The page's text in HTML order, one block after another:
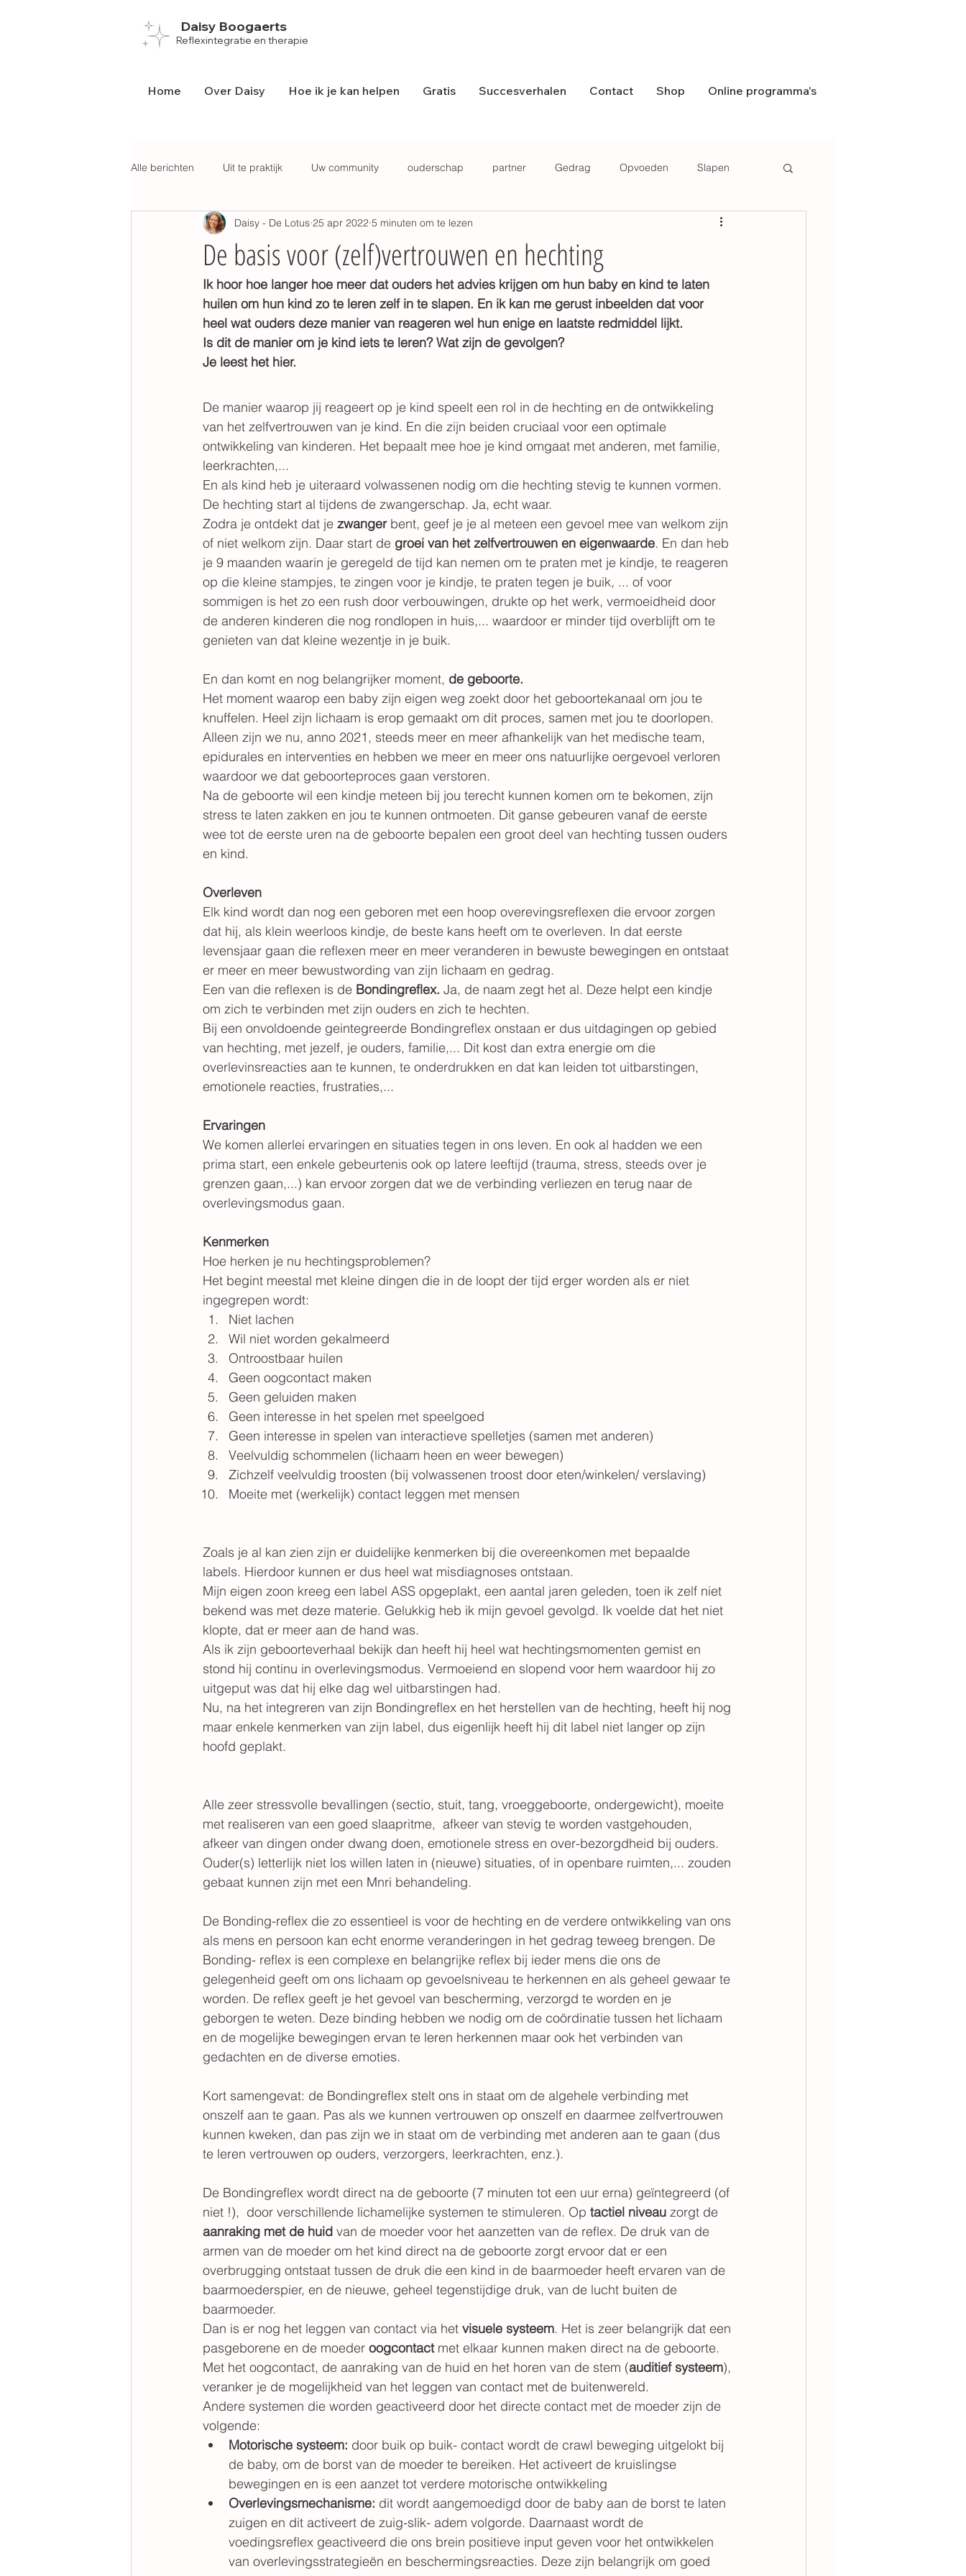
Daisy Boogaerts
Reflexintegratie en therapie
Home Over Daisy Hoe ik je kan helpen Gratis Succesverhalen Contact Shop Online programma's
Alle berichten Uit te praktijk Uw community ouderschap partner Gedrag Opvoeden Slapen
School Prikkels Hechting Podcast
De basis voor (zelf)vertrouwen en hechting
Daisy - De Lotus 25 apr 2022 5 minuten om te lezen
Ik hoor hoe langer hoe meer dat ouders het advies krijgen om hun baby en kind te laten
huilen om hun kind zo te leren zelf in te slapen. En ik kan me gerust inbeelden dat voor
heel wat ouders deze manier van reageren wel hun enige en laatste redmiddel lijkt.
Is dit de manier om je kind iets te leren? Wat zijn de gevolgen?
Je leest het hier.
De manier waarop jij reageert op je kind speelt een rol in de hechting en de ontwikkeling
van het zelfvertrouwen van je kind. En die zijn beiden cruciaal voor een optimale
ontwikkeling van kinderen. Het bepaalt mee hoe je kind omgaat met anderen, met familie,
leerkrachten,...
En als kind heb je uiteraard volwassenen nodig om die hechting stevig te kunnen vormen.
De hechting start al tijdens de zwangerschap. Ja, echt waar.
Zodra je ontdekt dat je zwanger bent, geef je je al meteen een gevoel mee van welkom zijn
of niet welkom zijn. Daar start de groei van het zelfvertrouwen en eigenwaarde. En dan heb
je 9 maanden waarin je geregeld de tijd kan nemen om te praten met je kindje, te reageren
op die kleine stampjes, te zingen voor je kindje, te praten tegen je buik, ... of voor
sommigen is het zo een rush door verbouwingen, drukte op het werk, vermoeidheid door
de anderen kinderen die nog rondlopen in huis,... waardoor er minder tijd overblijft om te
genieten van dat kleine wezentje in je buik.
En dan komt en nog belangrijker moment, de geboorte.
Het moment waarop een baby zijn eigen weg zoekt door het geboortekanaal om jou te
knuffelen. Heel zijn lichaam is erop gemaakt om dit proces, samen met jou te doorlopen.
Alleen zijn we nu, anno 2021, steeds meer en meer afhankelijk van het medische team,
epidurales en interventies en hebben we meer en meer ons natuurlijke oergevoel verloren
waardoor we dat geboorteproces gaan verstoren.
Na de geboorte wil een kindje meteen bij jou terecht kunnen komen om te bekomen, zijn
stress te laten zakken en jou te kunnen ontmoeten. Dit ganse gebeuren vanaf de eerste
wee tot de eerste uren na de geboorte bepalen een groot deel van hechting tussen ouders
en kind.
Overleven
Elk kind wordt dan nog een geboren met een hoop overevingsreflexen die ervoor zorgen
dat hij, als klein weerloos kindje, de beste kans heeft om te overleven. In dat eerste
levensjaar gaan die reflexen meer en meer veranderen in bewuste bewegingen en ontstaat
er meer en meer bewustwording van zijn lichaam en gedrag.
Een van die reflexen is de Bondingreflex. Ja, de naam zegt het al. Deze helpt een kindje
om zich te verbinden met zijn ouders en zich te hechten.
Bij een onvoldoende geintegreerde Bondingreflex onstaan er dus uitdagingen op gebied
van hechting, met jezelf, je ouders, familie,... Dit kost dan extra energie om die
overlevinsreacties aan te kunnen, te onderdrukken en dat kan leiden tot uitbarstingen,
emotionele reacties, frustraties,...
Ervaringen
We komen allerlei ervaringen en situaties tegen in ons leven. En ook al hadden we een
prima start, een enkele gebeurtenis ook op latere leeftijd (trauma, stress, steeds over je
grenzen gaan,...) kan ervoor zorgen dat we de verbinding verliezen en terug naar de
overlevingsmodus gaan.
Kenmerken
Hoe herken je nu hechtingsproblemen?
Het begint meestal met kleine dingen die in de loopt der tijd erger worden als er niet
ingegrepen wordt:
Niet lachen
Wil niet worden gekalmeerd
Ontroostbaar huilen
Geen oogcontact maken
Geen geluiden maken
Geen interesse in het spelen met speelgoed
Geen interesse in spelen van interactieve spelletjes (samen met anderen)
Veelvuldig schommelen (lichaam heen en weer bewegen)
Zichzelf veelvuldig troosten (bij volwassenen troost door eten/winkelen/ verslaving)
Moeite met (werkelijk) contact leggen met mensen
Zoals je al kan zien zijn er duidelijke kenmerken bij die overeenkomen met bepaalde
labels. Hierdoor kunnen er dus heel wat misdiagnoses ontstaan.
Mijn eigen zoon kreeg een label ASS opgeplakt, een aantal jaren geleden, toen ik zelf niet
bekend was met deze materie. Gelukkig heb ik mijn gevoel gevolgd. Ik voelde dat het niet
klopte, dat er meer aan de hand was.
Als ik zijn geboorteverhaal bekijk dan heeft hij heel wat hechtingsmomenten gemist en
stond hij continu in overlevingsmodus. Vermoeiend en slopend voor hem waardoor hij zo
uitgeput was dat hij elke dag wel uitbarstingen had.
Nu, na het integreren van zijn Bondingreflex en het herstellen van de hechting, heeft hij nog
maar enkele kenmerken van zijn label, dus eigenlijk heeft hij dit label niet langer op zijn
hoofd geplakt.
Alle zeer stressvolle bevallingen (sectio, stuit, tang, vroeggeboorte, ondergewicht), moeite
met realiseren van een goed slaapritme,  afkeer van stevig te worden vastgehouden,
afkeer van dingen onder dwang doen, emotionele stress en over-bezorgdheid bij ouders.
Ouder(s) letterlijk niet los willen laten in (nieuwe) situaties, of in openbare ruimten,... zouden
gebaat kunnen zijn met een Mnri behandeling.
De Bonding-reflex die zo essentieel is voor de hechting en de verdere ontwikkeling van ons
als mens en persoon kan echt enorme veranderingen in het gedrag teweeg brengen. De
Bonding- reflex is een complexe en belangrijke reflex bij ieder mens die ons de
gelegenheid geeft om ons lichaam op gevoelsniveau te herkennen en als geheel gewaar te
worden. De reflex geeft je het gevoel van bescherming, verzorgd te worden en je
geborgen te weten. Deze binding hebben we nodig om de coördinatie tussen het lichaam
en de mogelijke bewegingen ervan te leren herkennen maar ook het verbinden van
gedachten en de diverse emoties.
Kort samengevat: de Bondingreflex stelt ons in staat om de algehele verbinding met
onszelf aan te gaan. Pas als we kunnen vertrouwen op onszelf en daarmee zelfvertrouwen
kunnen kweken, dan pas zijn we in staat om de verbinding met anderen aan te gaan (dus
te leren vertrouwen op ouders, verzorgers, leerkrachten, enz.).
De Bondingreflex wordt direct na de geboorte (7 minuten tot een uur erna) geïntegreerd (of
niet !),  door verschillende lichamelijke systemen te stimuleren. Op tactiel niveau zorgt de
aanraking met de huid van de moeder voor het aanzetten van de reflex. De druk van de
armen van de moeder om het kind direct na de geboorte zorgt ervoor dat er een
overbrugging ontstaat tussen de druk die een kind in de baarmoeder heeft ervaren van de
baarmoederspier, en de nieuwe, geheel tegenstijdige druk, van de lucht buiten de
baarmoeder.
Dan is er nog het leggen van contact via het visuele systeem. Het is zeer belangrijk dat een
pasgeborene en de moeder oogcontact met elkaar kunnen maken direct na de geboorte.
Met het oogcontact, de aanraking van de huid en het horen van de stem (auditief systeem),
veranker je de mogelijkheid van het leggen van contact met de buitenwereld.
Andere systemen die worden geactiveerd door het directe contact met de moeder zijn de
volgende:
Motorische systeem: door buik op buik- contact wordt de crawl beweging uitgelokt bij
de baby, om de borst van de moeder te bereiken. Het activeert de kruislingse
bewegingen en is een aanzet tot verdere motorische ontwikkeling
Overlevingsmechanisme: dit wordt aangemoedigd door de baby aan de borst te laten
zuigen en dit activeert de zuig-slik- adem volgorde. Daarnaast wordt de
voedingsreflex geactiveerd die ons brein positieve input geven voor het ontwikkelen
van overlevingsstrategieën en beschermingsreacties. Deze zijn belangrijk om goed